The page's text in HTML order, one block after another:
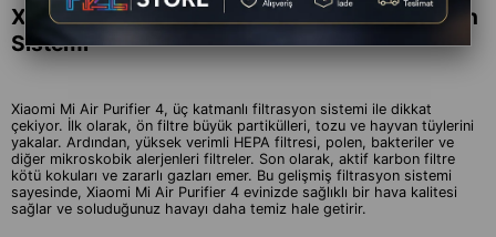
Xiaomi Mi Air Purifier 4'ün Gelişmiş Filtrasyon
Sistemi
Xiaomi Mi Air Purifier 4, üç katmanlı filtrasyon sistemi ile dikkat
çekiyor. İlk olarak, ön filtre büyük partikülleri, tozu ve hayvan tüylerini
yakalar. Ardından, yüksek verimli HEPA filtresi, polen, bakteriler ve
diğer mikroskobik alerjenleri filtreler. Son olarak, aktif karbon filtre
kötü kokuları ve zararlı gazları emer. Bu gelişmiş filtrasyon sistemi
sayesinde, Xiaomi Mi Air Purifier 4 evinizde sağlıklı bir hava kalitesi
sağlar ve soluduğunuz havayı daha temiz hale getirir.